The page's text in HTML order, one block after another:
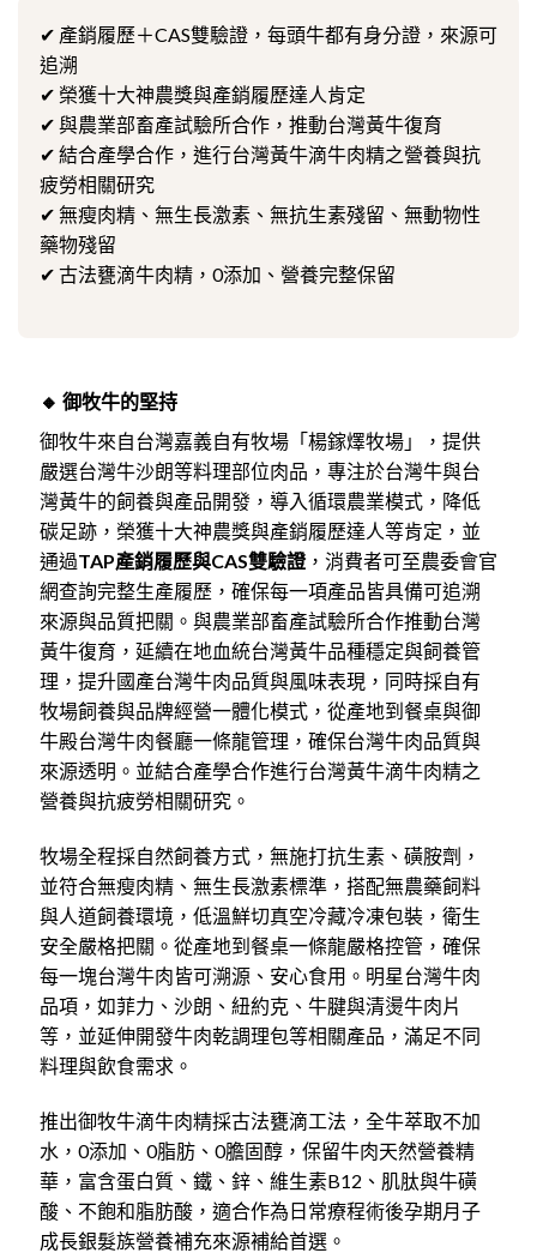
✔ 產銷履歷＋CAS雙驗證，每頭牛都有身分證，來源可
追溯
✔ 榮獲十大神農獎與產銷履歷達人肯定
✔ 與農業部畜產試驗所合作，推動台灣黃牛復育
✔ 結合產學合作，進行台灣黃牛滴牛肉精之營養與抗
疲勞相關研究
✔ 無瘦肉精、無生長激素、無抗生素殘留、無動物性
藥物殘留
✔ 古法甕滴牛肉精，0添加、營養完整保留
🔸 御牧牛的堅持
御牧牛來自台灣嘉義自有牧場「楊鎵燡牧場」，提供
嚴選台灣牛沙朗等料理部位肉品，專注於台灣牛與台
灣黃牛的飼養與產品開發，導入循環農業模式，降低
碳足跡，榮獲十大神農獎與產銷履歷達人等肯定，並
通過TAP產銷履歷與CAS雙驗證，消費者可至農委會官
網查詢完整生產履歷，確保每一項產品皆具備可追溯
來源與品質把關。與農業部畜產試驗所合作推動台灣
黃牛復育，延續在地血統台灣黃牛品種穩定與飼養管
理，提升國產台灣牛肉品質與風味表現，同時採自有
牧場飼養與品牌經營一體化模式，從產地到餐桌與御
牛殿台灣牛肉餐廳一條龍管理，確保台灣牛肉品質與
來源透明。並結合產學合作進行台灣黃牛滴牛肉精之
營養與抗疲勞相關研究。
牧場全程採自然飼養方式，無施打抗生素、磺胺劑，
並符合無瘦肉精、無生長激素標準，搭配無農藥飼料
與人道飼養環境，低溫鮮切真空冷藏冷凍包裝，衛生
安全嚴格把關。從產地到餐桌一條龍嚴格控管，確保
每一塊台灣牛肉皆可溯源、安心食用。明星台灣牛肉
品項，如菲力、沙朗、紐約克、牛腱與清燙牛肉片
等，並延伸開發牛肉乾調理包等相關產品，滿足不同
料理與飲食需求。
推出御牧牛滴牛肉精採古法甕滴工法，全牛萃取不加
水，0添加、0脂肪、0膽固醇，保留牛肉天然營養精
華，富含蛋白質、鐵、鋅、維生素B12、肌肽與牛磺
酸、不飽和脂肪酸，適合作為日常療程術後孕期月子
成長銀髮族營養補充來源補給首選。